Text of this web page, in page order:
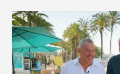
7. Échappatoires et catharsis
Les contenus se polarisent en
émotionnels. D’un côté, le «
par les romcoms, la “cosy